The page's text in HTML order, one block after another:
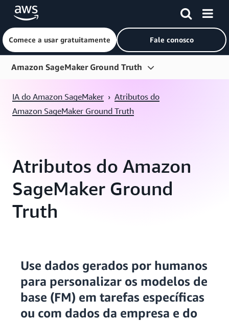
Pular para o conteúdo principal
Comece a usar gratuitamente Fale conosco
Amazon SageMaker Ground Truth
Recursos
Recursos do desenvolvedor
Clientes
IA do Amazon SageMaker › Atributos do
Amazon SageMaker Ground Truth
Atributos do Amazon
SageMaker Ground
Truth
Use dados gerados por humanos
para personalizar os modelos de
base (FM) em tarefas específicas
ou com dados da empresa e do